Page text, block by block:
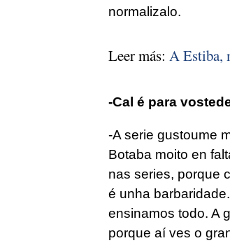
normalizalo.
Leer más: A Estiba,
-Cal é para
-A serie gustoume
Botaba moito en
nas series, porque
é unha
ensinamos todo. A
porque aí ves o